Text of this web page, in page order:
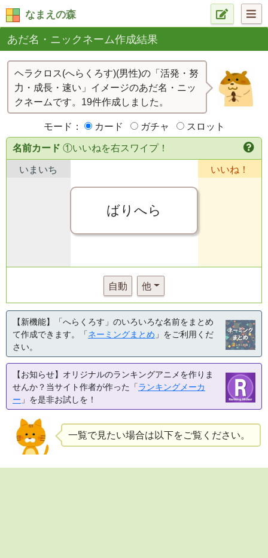
なまえの森
あだ名・ニックネーム作成結果
ヘラクロス(へらくろす)(男性)の「活発・努
力・成長・速い」イメージのあだ名・ニッ
クネームです。19件作成しました。
モード： カード ガチャ スロット
名前カード ①いいねを右スワイプ！
いまいち
ばりへら
いいね！
自動 他
【新機能】「へらくろす」のいろいろな名前をまとめ
て作成できます。「ネーミングまとめ 」をご利用くだ
さい。
【お知らせ】オリジナルのランキングアニメを作りま
せんか？当サイト作者が作った「ランキングメーカ
ー 」を是非お試しを！
一覧で見たい場合は以下をご覧ください。